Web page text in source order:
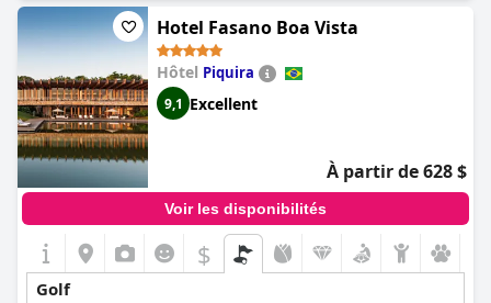
Hotel Fasano Boa Vista
Hôtel Piquira
9,1 Excellent
À partir de 628 $
Voir les disponibilités
$
Golf